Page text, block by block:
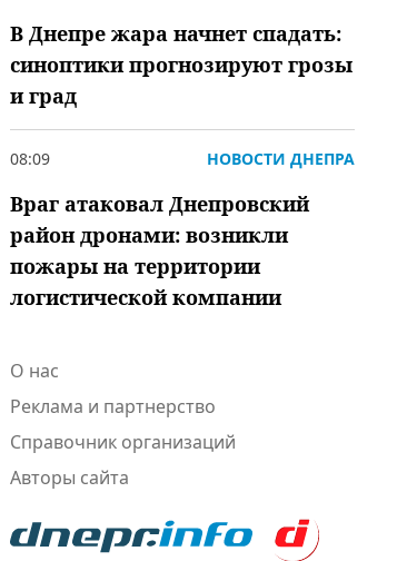
В Днепре жара начнет спадать:
синоптики прогнозируют грозы
и град
08:09 НОВОСТИ ДНЕПРА
Враг атаковал Днепровский
район дронами: возникли
пожары на территории
логистической компании
О нас
Реклама и партнерство
Справочник организаций
Авторы сайта